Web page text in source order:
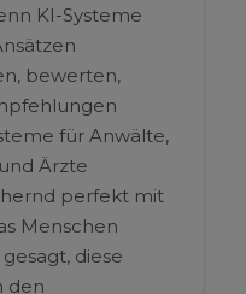
KI-Systeme
bewerten,
für Anwälte,
Ärzte
perfekt mit
Menschen
diese
den